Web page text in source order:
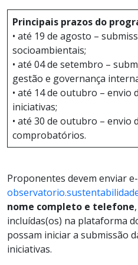
Principais prazos do
• até 19 de agosto –
socioambientais;
• até 04 de setembro –
gestão e governança
• até 14 de outubro – envio
iniciativas;
• até 30 de outubro – envio
comprobatórios.
Proponentes devem enviar
nome completo e telefone
incluídas(os) na plataforma
possam iniciar a submissão
iniciativas.